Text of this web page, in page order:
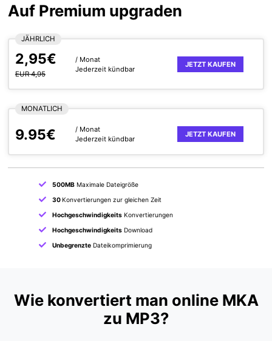
Auf Premium upgraden
JÄHRLICH
2,95€
EUR 4,95
/ Monat
Jederzeit kündbar
JETZT KAUFEN
MONATLICH
9.95€
/ Monat
Jederzeit kündbar
JETZT KAUFEN
500MBMaximale Dateigröße
30Konvertierungen zur gleichen Zeit
HochgeschwindigkeitsKonvertierungen
HochgeschwindigkeitsDownload
UnbegrenzteDateikomprimierung
Wie konvertiert man online MKA
zu MP3?